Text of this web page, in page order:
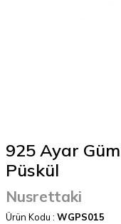
925 Ayar
Püskül
Nusrettaki
Ürün Kodu : WGPS015